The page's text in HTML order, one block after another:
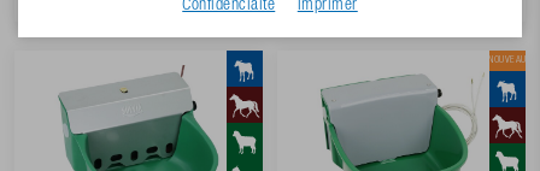
NOUVEAU
Confidenciaité Imprimer